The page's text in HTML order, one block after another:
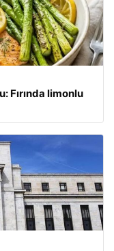
Fırında limonlu